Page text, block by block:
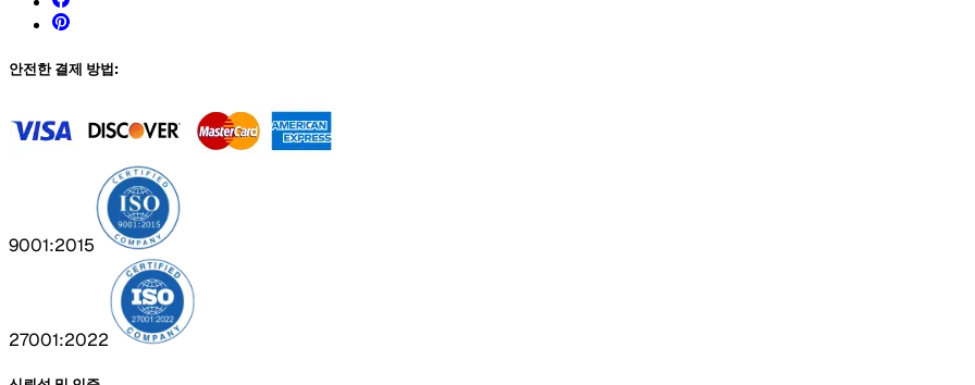
안전한 결제 방법:
9001:2015
27001:2022